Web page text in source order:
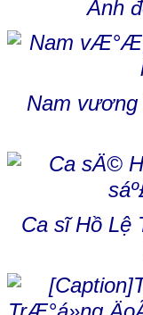
Anh
Nam
Ca sĩ Hồ Lệ